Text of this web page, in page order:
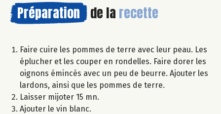
Préparation de la recette
Faire cuire les pommes de terre avec leur peau. Les
éplucher et les couper en rondelles. Faire dorer les
oignons émincés avec un peu de beurre. Ajouter les
lardons, ainsi que les pommes de terre.
Laisser mijoter 15 mn.
Ajouter le vin blanc.